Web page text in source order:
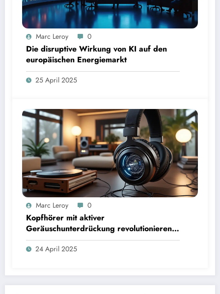
Marc Leroy 0
Die disruptive Wirkung von KI auf den
europäischen Energiemarkt
25 April 2025
Marc Leroy 0
Kopfhörer mit aktiver
Geräuschunterdrückung revolutionieren
das Hörerlebnis für anspruchsvolle
Audiophile.
24 April 2025